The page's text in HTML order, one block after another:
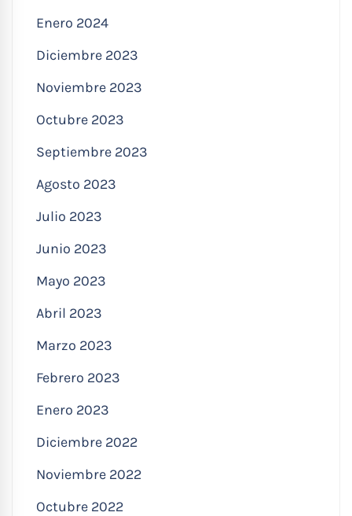
Enero 2024
Diciembre 2023
Noviembre 2023
Octubre 2023
Septiembre 2023
Agosto 2023
Julio 2023
Junio 2023
Mayo 2023
Abril 2023
Marzo 2023
Febrero 2023
Enero 2023
Diciembre 2022
Noviembre 2022
Octubre 2022